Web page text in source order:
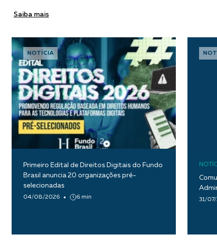
Saiba mais
NOTÍCIA
Primeiro Edital de Direitos Digitais do Fundo
Brasil anuncia 20 organizações pré-
selecionadas
04/08/2026 6 min 31/